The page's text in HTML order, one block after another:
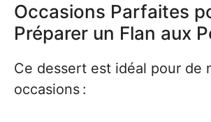
Occasions Parfaites
Préparer un Flan aux
Ce dessert est idéal pour de
occasions :